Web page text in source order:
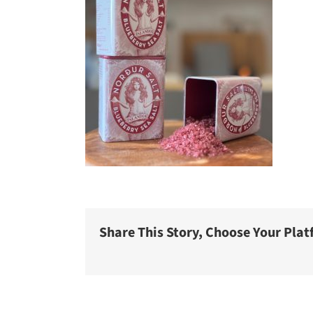
Share This Story, Choose Your